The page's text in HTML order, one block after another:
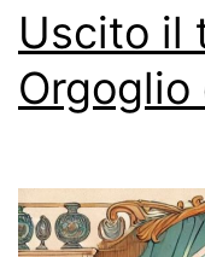
Uscito il
Orgoglio